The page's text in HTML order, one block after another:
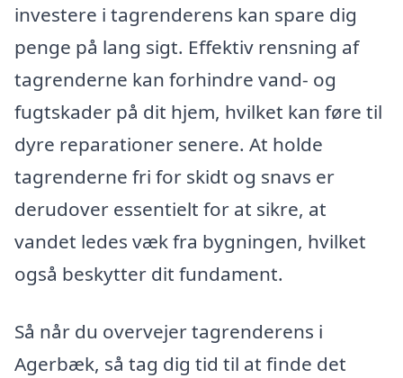
investere i tagrenderens kan spare dig
penge på lang sigt. Effektiv rensning af
tagrenderne kan forhindre vand- og
fugtskader på dit hjem, hvilket kan føre til
dyre reparationer senere. At holde
tagrenderne fri for skidt og snavs er
derudover essentielt for at sikre, at
vandet ledes væk fra bygningen, hvilket
også beskytter dit fundament.
Så når du overvejer tagrenderens i
Agerbæk, så tag dig tid til at finde det